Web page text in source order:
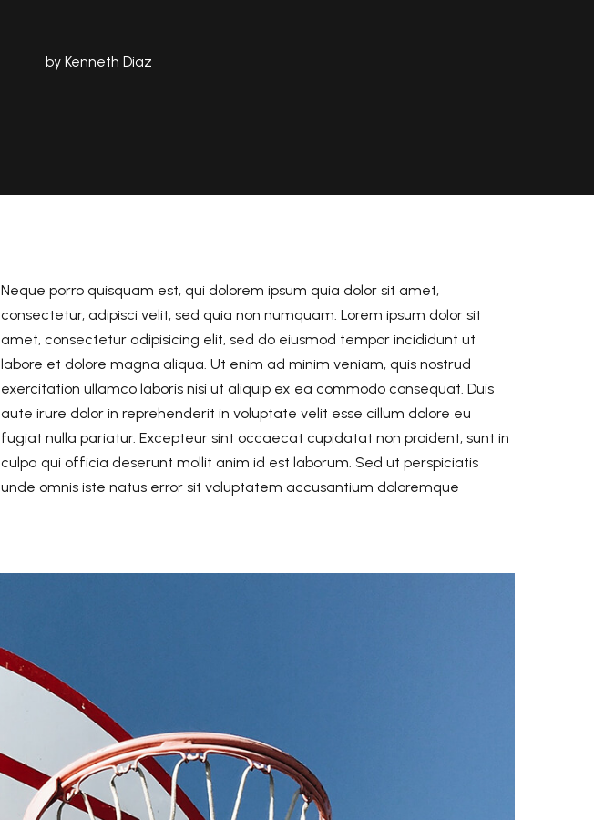
by Kenneth Diaz
Neque porro quisquam est, qui dolorem ipsum quia dolor sit amet,
consectetur, adipisci velit, sed quia non numquam. Lorem ipsum dolor sit
amet, consectetur adipisicing elit, sed do eiusmod tempor incididunt ut
labore et dolore magna aliqua. Ut enim ad minim veniam, quis nostrud
exercitation ullamco laboris nisi ut aliquip ex ea commodo consequat. Duis
aute irure dolor in reprehenderit in voluptate velit esse cillum dolore eu
fugiat nulla pariatur. Excepteur sint occaecat cupidatat non proident, sunt in
culpa qui officia deserunt mollit anim id est laborum. Sed ut perspiciatis
unde omnis iste natus error sit voluptatem accusantium doloremque